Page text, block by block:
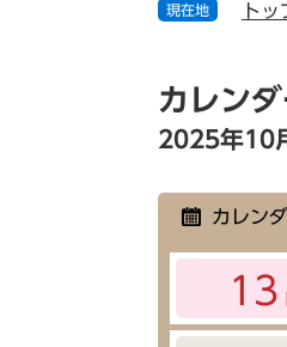
現在地 ト
文
カレン
2025年10
カレン
13